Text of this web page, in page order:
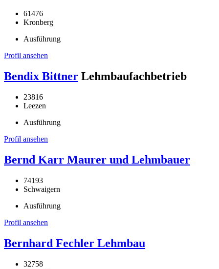
61476
Kronberg
Ausführung
Profil ansehen
Bendix Bittner Lehmbaufachbetrieb
23816
Leezen
Ausführung
Profil ansehen
Bernd Karr Maurer und Lehmbauer
74193
Schwaigern
Ausführung
Profil ansehen
Bernhard Fechler Lehmbau
32758